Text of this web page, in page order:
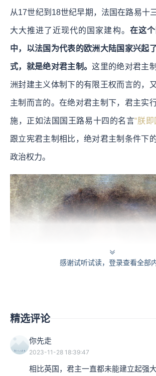
从17世纪到18世纪早期，法国在路易十
大大推进了近现代的国家建构。 在这
中，以法国为代表的欧洲大陆国家兴起
式，就是绝对君主制。这里的绝对君主
洲封建主义体制下的有限王权而言的，
主制而言的。在绝对君主制下，君主实
施，正如法国国王路易十四的名言“朕即
跟立宪君主制相比，绝对君主制条件下
政治权力。
感谢试听试读，登录查看全部
精选评论
你先走
2023-11-28 18:39:47
相比英国，君主一直都未能建立起强